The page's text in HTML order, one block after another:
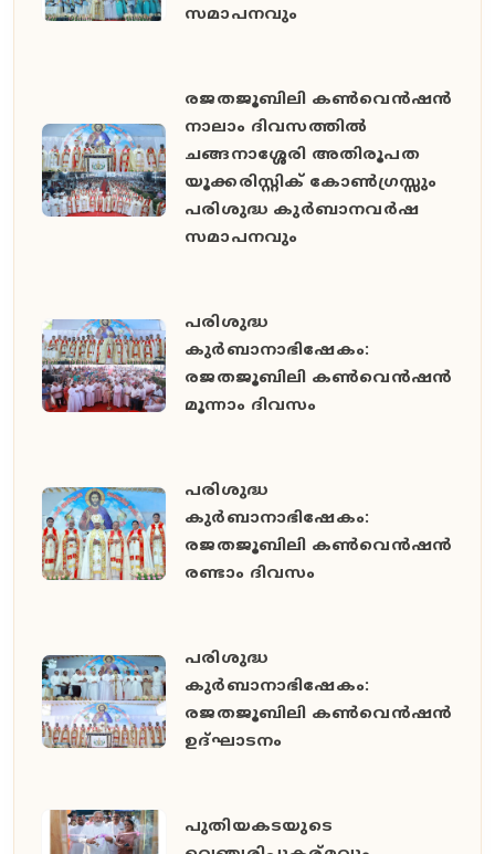
സമാപനവും
രജതജൂബിലി കൺവെൻഷൻ
നാലാം ദിവസത്തിൽ
ചങ്ങനാശ്ശേരി അതിരൂപത
യൂക്കരിസ്റ്റിക് കോൺഗ്രസ്സും
പരിശുദ്ധ കുർബാനവർഷ
സമാപനവും
പരിശുദ്ധ
കുർബാനാഭിഷേകം:
രജതജൂബിലി കൺവെൻഷൻ
മൂന്നാം ദിവസം
പരിശുദ്ധ
കുർബാനാഭിഷേകം:
രജതജൂബിലി കൺവെൻഷൻ
രണ്ടാം ദിവസം
പരിശുദ്ധ
കുർബാനാഭിഷേകം:
രജതജൂബിലി കൺവെൻഷൻ
ഉദ്ഘാടനം
പുതിയകടയുടെ